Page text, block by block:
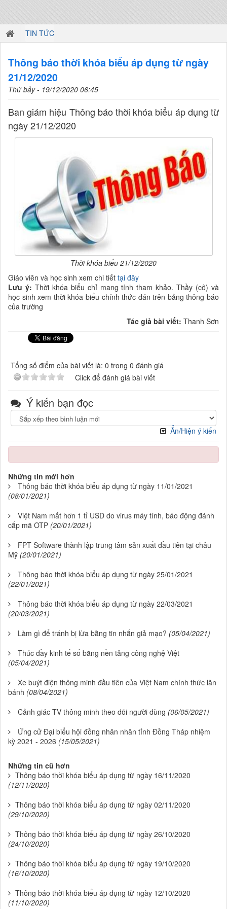
TIN TỨC
Thông báo thời khóa biểu áp dụng từ ngày
21/12/2020
Thứ bảy - 19/12/2020 06:45
Ban giám hiệu Thông báo thời khóa biểu áp dụng từ
ngày 21/12/2020
Thời khóa biểu 21/12/2020
Giáo viên và học sinh xem chi tiết tại đây
Lưu ý: Thời khóa biểu chỉ mang tính tham khảo. Thầy (cô) và
học sinh xem thời khóa biểu chính thức dán trên bảng thông báo
của trường
Tác giả bài viết: Thanh Sơn
Tổng số điểm của bài viết là: 0 trong 0 đánh giá
Click để đánh giá bài viết
Ý kiến bạn đọc
Ẩn/Hiện ý kiến
Những tin mới hơn
Thông báo thời khóa biểu áp dụng từ ngày 11/01/2021
(08/01/2021)
Việt Nam mất hơn 1 tỉ USD do virus máy tính, báo động đánh
cắp mã OTP (20/01/2021)
FPT Software thành lập trung tâm sản xuất đầu tiên tại châu
Mỹ (20/01/2021)
Thông báo thời khóa biểu áp dụng từ ngày 25/01/2021
(22/01/2021)
Thông báo thời khóa biểu áp dụng từ ngày 22/03/2021
(20/03/2021)
Làm gì để tránh bị lừa bằng tin nhắn giả mạo? (05/04/2021)
Thúc đầy kinh tế số bằng nền tảng công nghệ Việt
(05/04/2021)
Xe buýt điện thông minh đầu tiên của Việt Nam chính thức lăn
bánh (08/04/2021)
Cảnh giác TV thông minh theo dõi người dùng (06/05/2021)
Ứng cử Đại biểu hội đồng nhân nhân tỉnh Đồng Tháp nhiệm
kỳ 2021 - 2026 (15/05/2021)
Những tin cũ hơn
Thông báo thời khóa biểu áp dụng từ ngày 16/11/2020
(12/11/2020)
Thông báo thời khóa biểu áp dụng từ ngày 02/11/2020
(29/10/2020)
Thông báo thời khóa biểu áp dụng từ ngày 26/10/2020
(24/10/2020)
Thông báo thời khóa biểu áp dụng từ ngày 19/10/2020
(16/10/2020)
Thông báo thời khóa biểu áp dụng từ ngày 12/10/2020
(11/10/2020)